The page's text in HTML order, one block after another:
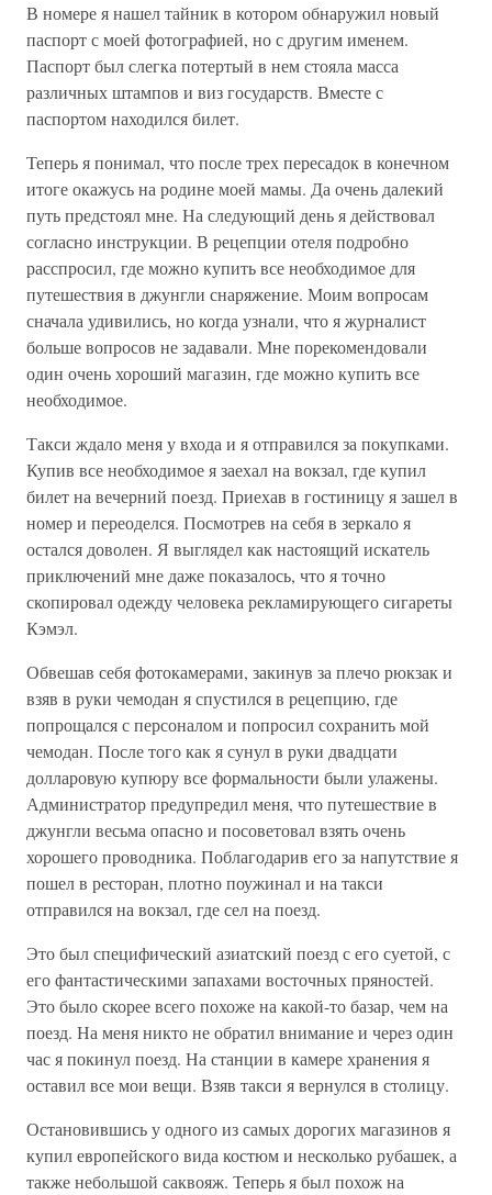
В номере я нашел тайник в котором обнаружил новый
паспорт с моей фотографией, но с другим именем.
Паспорт был слегка потертый в нем стояла масса
различных штампов и виз государств. Вместе с
паспортом находился билет.
Теперь я понимал, что после трех пересадок в конечном
итоге окажусь на родине моей мамы. Да очень далекий
путь предстоял мне. На следующий день я действовал
согласно инструкции. В рецепции отеля подробно
расспросил, где можно купить все необходимое для
путешествия в джунгли снаряжение. Моим вопросам
сначала удивились, но когда узнали, что я журналист
больше вопросов не задавали. Мне порекомендовали
один очень хороший магазин, где можно купить все
необходимое.
Такси ждало меня у входа и я отправился за покупками.
Купив все необходимое я заехал на вокзал, где купил
билет на вечерний поезд. Приехав в гостиницу я зашел в
номер и переоделся. Посмотрев на себя в зеркало я
остался доволен. Я выглядел как настоящий искатель
приключений мне даже показалось, что я точно
скопировал одежду человека рекламирующего сигареты
Кэмэл.
Обвешав себя фотокамерами, закинув за плечо рюкзак и
взяв в руки чемодан я спустился в рецепцию, где
попрощался с персоналом и попросил сохранить мой
чемодан. После того как я сунул в руки двадцати
долларовую купюру все формальности были улажены.
Администратор предупредил меня, что путешествие в
джунгли весьма опасно и посоветовал взять очень
хорошего проводника. Поблагодарив его за напутствие я
пошел в ресторан, плотно поужинал и на такси
отправился на вокзал, где сел на поезд.
Это был специфический азиатский поезд с его суетой, с
его фантастическими запахами восточных пряностей.
Это было скорее всего похоже на какой-то базар, чем на
поезд. На меня никто не обратил внимание и через один
час я покинул поезд. На станции в камере хранения я
оставил все мои вещи. Взяв такси я вернулся в столицу.
Остановившись у одного из самых дорогих магазинов я
купил европейского вида костюм и несколько рубашек, а
также небольшой саквояж. Теперь я был похож на